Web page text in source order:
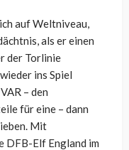
auf Weltniveau,
als er einen
der Torlinie
ins Spiel
– den
für eine – dann
Mit
DFB-Elf England im